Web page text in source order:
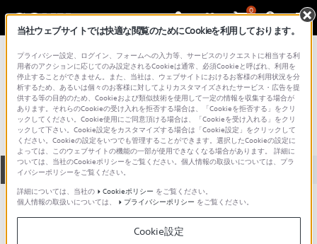
0
総合サポート・お問い合わせ VGN シリーズ
VGN-FZ62B
全て ダウンロード 取扱説明書 Q&A
製品に関する重要なお知らせ
お知らせ
当社ウェブサイトでは快適な閲覧のためにCookieを利用しております。
プライバシー設定、ログイン、フォームへの入力等、サービスのリクエストに相当する利
用者のアクションに応じてのみ設定されるCookieは通常、必須Cookieと呼ばれ、利用を
停止することができません。また、当社は、ウェブサイトにおけるお客様の利用状況を分
析するため、あるいは個々のお客様に対してよりカスタマイズされたサービス・広告を提
供する等の目的のため、Cookieおよび類似技術を使用して一定の情報を収集する場合が
あります。それらのCookieの受け入れを拒否する場合は、「Cookieを拒否する」をクリ
ックしてください。Cookie使用にご同意頂ける場合は、「Cookieを受け入れる」をクリ
ックして下さい。Cookie設定をカスタマイズする場合は「Cookie設定」をクリックして
ください。Cookieの設定をいつでも管理することができます。選択したCookieの設定に
よっては、このウェブサイトの機能の一部が使用できなくなる場合があります。 詳細に
ついては、当社のCookieポリシーをご覧ください。個人情報の取扱いについては、プラ
イバシーポリシーをご覧ください。
詳細については、当社の
Cookieポリシー をご覧ください。
個人情報の取扱いについては、
プライバシーポリシー をご覧ください。
Cookie設定